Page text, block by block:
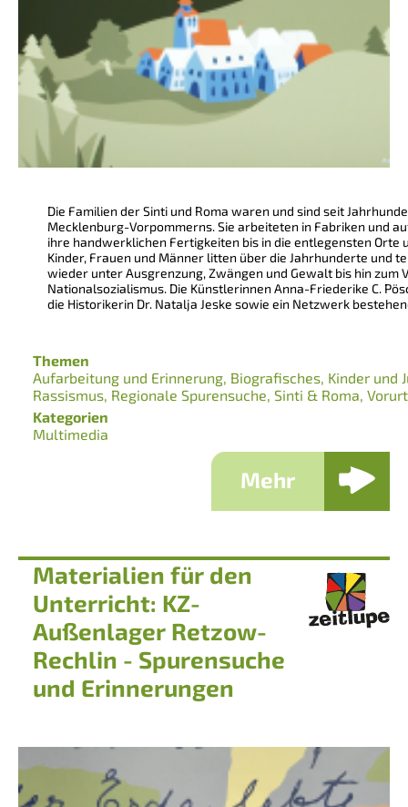
Die Familien der Sinti und Roma waren und sind seit
Mecklenburg-Vorpommerns. Sie arbeiteten in Fabriken und
ihre handwerklichen Fertigkeiten bis in die entlegensten Orte
Kinder, Frauen und Männer litten über die Jahrhunderte und
wieder unter Ausgrenzung, Zwängen und Gewalt bis hin zum
Nationalsozialismus. Die Künstlerinnen Anna-Friederike C.
die Historikerin Dr. Natalja Jeske sowie ein Netzwerk
Themen
Aufarbeitung und Erinnerung Biografisches Kinder und
Rassismus Regionale Spurensuche Sinti & Roma
Kategorien
Multimedia
Mehr
Materialien für den
Unterricht: KZ-
Außenlager Retzow-
Rechlin - Spurensuche
und Erinnerungen